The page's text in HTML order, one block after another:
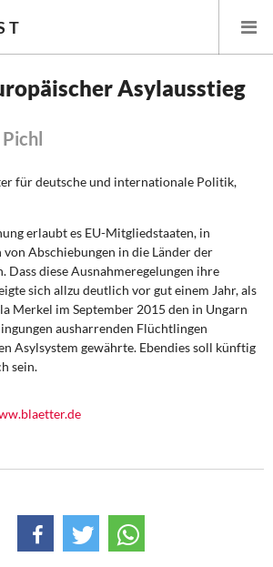
und Daseinsvorsorge
Moderne
Asylausstieg
für deutsche und internationale Politik,
erlaubt es EU-Mitgliedstaaten, in
Abschiebungen in die Länder der
Dass diese Ausnahmeregelungen ihre
sich allzu deutlich vor gut einem Jahr, als
Merkel im September 2015 den in Ungarn
ausharrenden Flüchtlingen
Asylsystem gewährte. Ebendies soll künftig
sein.